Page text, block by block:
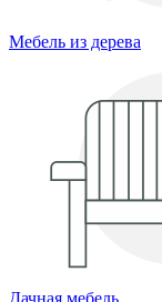
Мебель из дерева
Дачная мебель